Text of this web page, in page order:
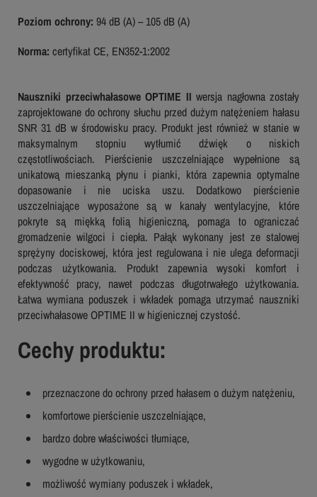
Poziom ochrony: 94 dB (A) – 105 dB (A)
Norma: certyfikat CE, EN352-1:2002
Nauszniki przeciwhałasowe OPTIME II wersja nagłowna zostały
zaprojektowane do ochrony słuchu przed dużym natężeniem hałasu
SNR 31 dB w środowisku pracy. Produkt jest również w stanie w
maksymalnym stopniu wytłumić dźwięk o niskich
częstotliwościach. Pierścienie uszczelniające wypełnione są
unikatową mieszanką płynu i pianki, która zapewnia optymalne
dopasowanie i nie uciska uszu. Dodatkowo pierścienie
uszczelniające wyposażone są w kanały wentylacyjne, które
pokryte są miękką folią higieniczną, pomaga to ograniczać
gromadzenie wilgoci i ciepła. Pałąk wykonany jest ze stalowej
sprężyny dociskowej, która jest regulowana i nie ulega deformacji
podczas użytkowania. Produkt zapewnia wysoki komfort i
efektywność pracy, nawet podczas długotrwałego użytkowania.
Łatwa wymiana poduszek i wkładek pomaga utrzymać nauszniki
przeciwhałasowe OPTIME II w higienicznej czystość.
Cechy produktu:
przeznaczone do ochrony przed hałasem o dużym natężeniu,
komfortowe pierścienie uszczelniające,
bardzo dobre właściwości tłumiące,
wygodne w użytkowaniu,
możliwość wymiany poduszek i wkładek,